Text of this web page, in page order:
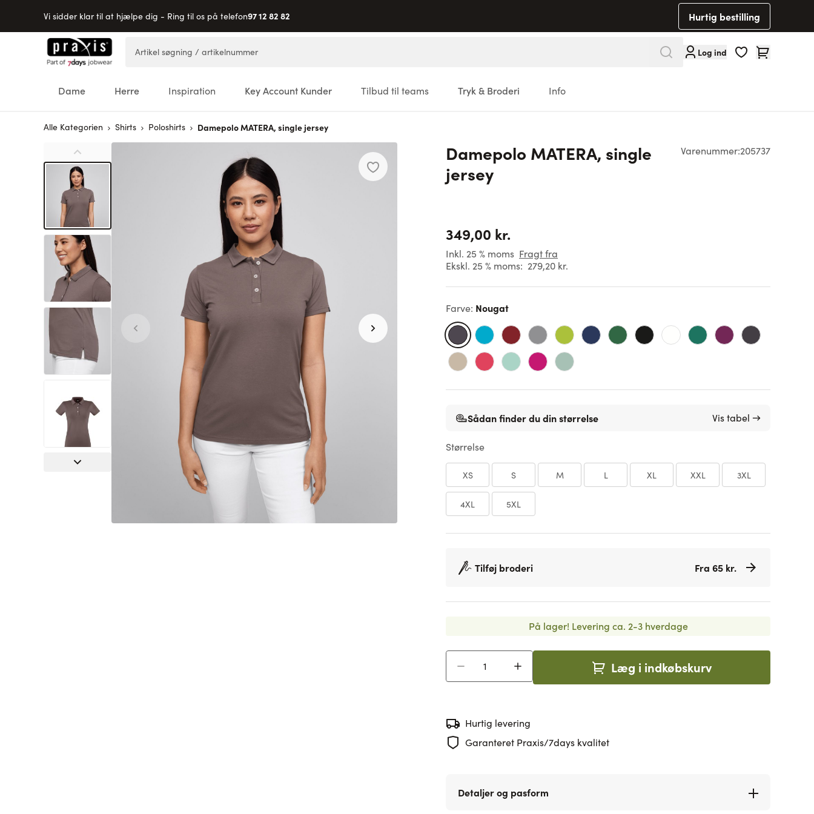
Vi sidder klar til at hjælpe dig - Ring til os på telefon97 12 82 82 Hurtig bestilling
Skip to Content
Log ind Cart
Dame Herre Inspiration Key Account Kunder Tilbud til teams Tryk & Broderi Info
Alle Kategorien Shirts Poloshirts Damepolo MATERA, single jersey
Varenummer:205737
Damepolo MATERA, single
jersey
349,00 kr.
Inkl. 25 % moms Fragt fra
Ekskl. 25 % moms: 279,20 kr.
Farve: Nougat
Sådan finder du din størrelse Vis tabel →
Størrelse
XS S M L XL XXL 3XL
4XL 5XL
Tilføj broderi Fra 65 kr.
På lager! Levering ca. 2-3 hverdage
Læg i indkøbskurv
Hurtig levering
Garanteret Praxis/7days kvalitet
Detaljer og pasform